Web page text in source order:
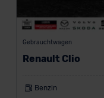
Gebrauchtwagen
Renault Clio
Benzin